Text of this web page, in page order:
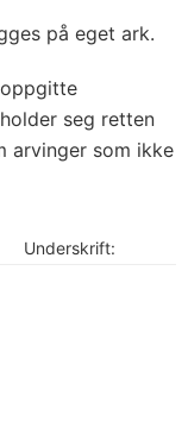
på eget ark.
seg retten
arvinger som ikke
Underskrift: